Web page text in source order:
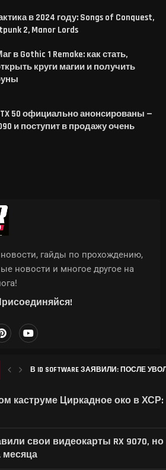
в 2024 году: Songs of Conquest,
2, Manor Lords
в Gothic 1 Remake: как стать,
круги магии и получить
50 официально анонсированы —
и поступит в продажу очень
В ID SOFTWARE ЗАЯВИЛИ: ПОСЛЕ
каструме Циркадное око в ХСР:
свои видеокарты RX 9070, но
месяца
гайды по прохождению,
новости и многое другое на